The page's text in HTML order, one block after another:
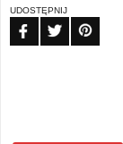
UDOSTĘPNIJ